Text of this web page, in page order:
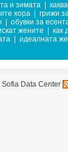
и зимата
хора
грижи
обувки за
жените
как
идеалната
Data Center